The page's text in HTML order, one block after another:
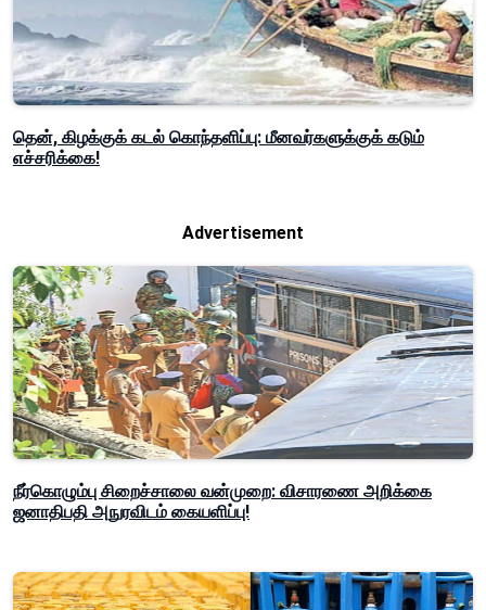
தென், கிழக்குக் கடல் கொந்தளிப்பு: மீனவர்களுக்குக் கடும்
எச்சரிக்கை!
Advertisement
நீர்கொழும்பு சிறைச்சாலை வன்முறை: விசாரணை அறிக்கை
ஜனாதிபதி அநுரவிடம் கையளிப்பு!